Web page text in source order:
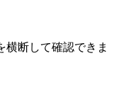
横断して確認できま